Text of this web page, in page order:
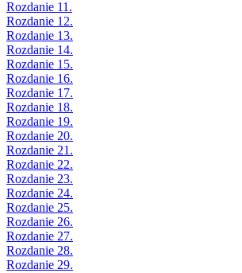
Rozdanie 11.
Rozdanie 12.
Rozdanie 13.
Rozdanie 14.
Rozdanie 15.
Rozdanie 16.
Rozdanie 17.
Rozdanie 18.
Rozdanie 19.
Rozdanie 20.
Rozdanie 21.
Rozdanie 22.
Rozdanie 23.
Rozdanie 24.
Rozdanie 25.
Rozdanie 26.
Rozdanie 27.
Rozdanie 28.
Rozdanie 29.